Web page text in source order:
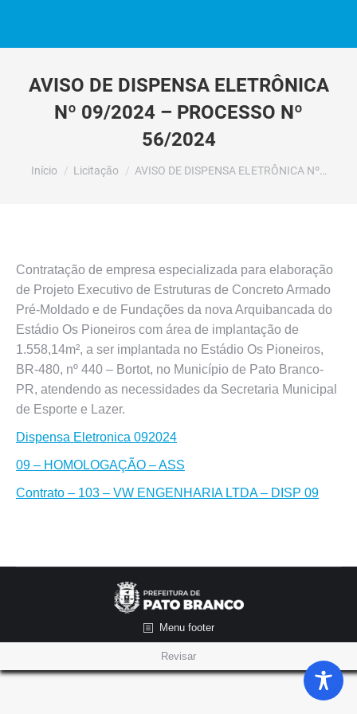
AVISO DE DISPENSA ELETRÔNICA
Nº 09/2024 – PROCESSO Nº
56/2024
Você está aqui:
Início Licitação AVISO DE DISPENSA ELETRÔNICA Nº…
Contratação de empresa especializada para elaboração
de Projeto Executivo de Estruturas de Concreto Armado
Pré-Moldado e de Fundações da nova Arquibancada do
Estádio Os Pioneiros com área de implantação de
1.558,14m², a ser implantada no Estádio Os Pioneiros,
BR-480, nº 440 – Bortot, no Município de Pato Branco-
PR, atendendo as necessidades da Secretaria Municipal
de Esporte e Lazer.
Dispensa Eletronica 092024
09 – HOMOLOGAÇÃO – ASS
Contrato – 103 – VW ENGENHARIA LTDA – DISP 09
Menu footer
Revisar